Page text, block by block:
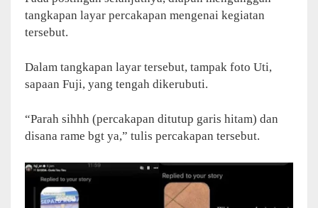
tangkapan layar percakapan mengenai kegiatan
tersebut.
Dalam tangkapan layar tersebut, tampak foto Uti,
sapaan Fuji, yang tengah dikerubuti.
“Parah sihhh (percakapan ditutup garis hitam) dan
disana rame bgt ya,” tulis percakapan tersebut.